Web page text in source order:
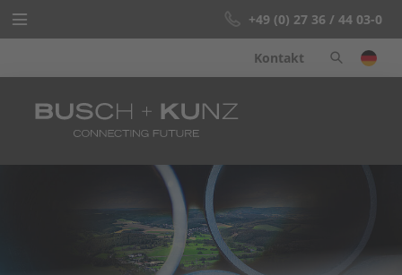
Schweissfittings
+49 (0) 27 36 / 44 03-0
Kontakt